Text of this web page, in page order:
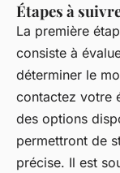
Étapes à
La première
consiste à
déterminer le
contactez votre
des options
permettront de
précise. Il est